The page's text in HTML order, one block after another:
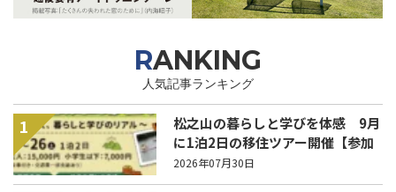
RANKING
人気記事ランキング
1
松之山の暮らしと学びを体感 9月
に1泊2日の移住ツアー開催【参加
家族募集】
2026年07月30日